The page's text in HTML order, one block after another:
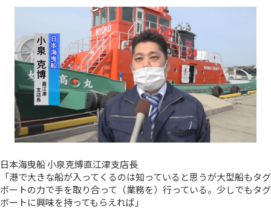
日本海曳船 小泉克博直江津支店長
「港で大きな船が入ってくるのは知っていると思うが大型船もタグ
ボートの力で手を取り合って（業務を）行っている。少しでもタグ
ボートに興味を持ってもらえれば」